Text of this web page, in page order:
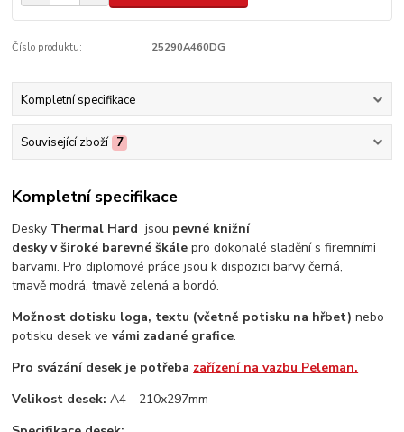
Číslo produktu: 25290A460DG
Kompletní specifikace
Související zboží 7
Kompletní specifikace
Desky Thermal Hard jsou pevné knižní
desky v široké barevné škále pro dokonalé sladění s firemními
barvami. Pro diplomové práce jsou k dispozici barvy černá,
tmavě modrá, tmavě zelená a bordó.
Možnost dotisku loga, textu (včetně potisku na hřbet) nebo
potisku desek vevámi zadané grafice.
Pro svázání desek je potřeba zařízení na vazbu Peleman.
Velikost desek: A4 - 210x297mm